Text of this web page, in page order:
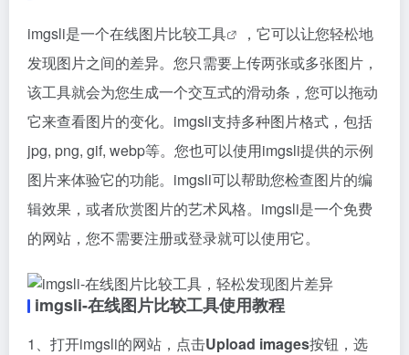
imgsli是一个在线图片比较工具
，它可以让您轻松地
发现图片之间的差异。您只需要上传两张或多张图片，
该工具就会为您生成一个交互式的滑动条，您可以拖动
它来查看图片的变化。imgsli支持多种图片格式，包括
jpg, png, gif, webp等。您也可以使用imgsli提供的示例
图片来体验它的功能。imgsli可以帮助您检查图片的编
辑效果，或者欣赏图片的艺术风格。imgsli是一个免费
的网站，您不需要注册或登录就可以使用它。
imgsli-在线图片比较工具使用教程
1、打开imgsli的网站，点击Upload images按钮，选